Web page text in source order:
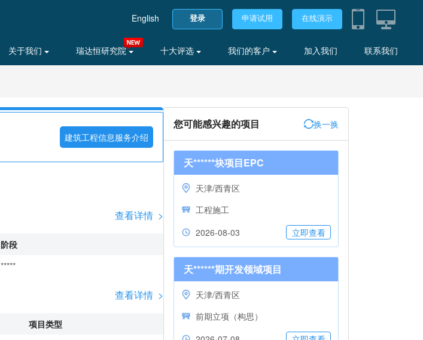
English 登录 申请试用 在线演示
关于我们 瑞达恒研究院 十大评选 我们的客户 加入我们 联系我们
建筑工程信息服务介绍
查看详情 >
阶段
*****
查看详情 >
项目类型
您可能感兴趣的项目 换一换
天******块项目EPC
天津/西青区
工程施工
2026-08-03
立即查看
天******期开发领域项目
天津/西青区
前期立项（构思）